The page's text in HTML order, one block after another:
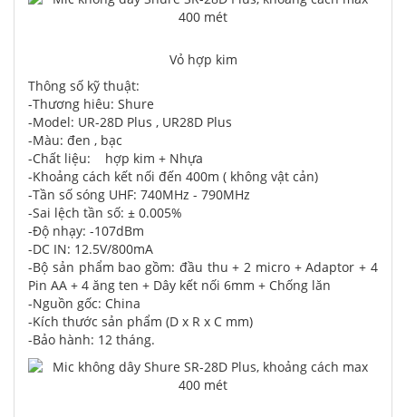
Vỏ hợp kim
Thông số kỹ thuật:
-Thương hiêu: Shure
-Model: UR-28D Plus , UR28D Plus
-Màu: đen , bạc
-Chất liệu: hợp kim + Nhựa
-Khoảng cách kết nối đến 400m ( không vật cản)
-Tần số sóng UHF: 740MHz - 790MHz
-Sai lệch tần số: ± 0.005%
-Độ nhạy: -107dBm
-DC IN: 12.5V/800mA
-Bộ sản phẩm bao gồm: đầu thu + 2 micro + Adaptor + 4
Pin AA + 4 ăng ten + Dây kết nối 6mm + Chống lăn
-Nguồn gốc: China
-Kích thước sản phẩm (D x R x C mm)
-Bảo hành: 12 tháng.